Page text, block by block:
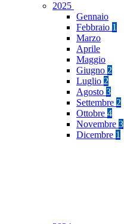
2025
Gennaio
Febbraio 1
Marzo
Aprile
Maggio
Giugno 2
Luglio 2
Agosto 3
Settembre 2
Ottobre 4
Novembre 3
Dicembre 1